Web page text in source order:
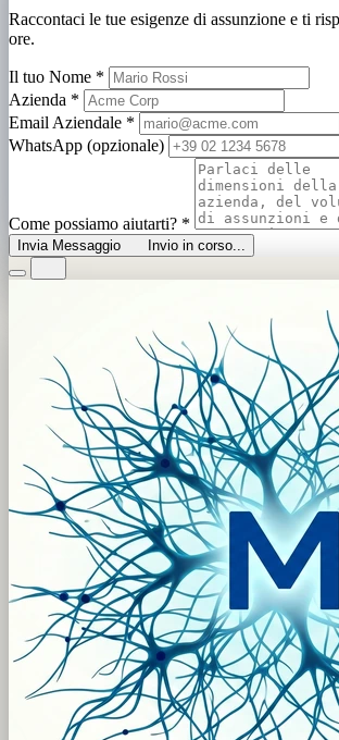
Raccontaci le tue esigenze di assunzione e ti
ore.
Il tuo Nome *
Azienda *
Email Aziendale *
WhatsApp (opzionale)
Come possiamo aiutarti? *
Invia Messaggio Invio in corso...